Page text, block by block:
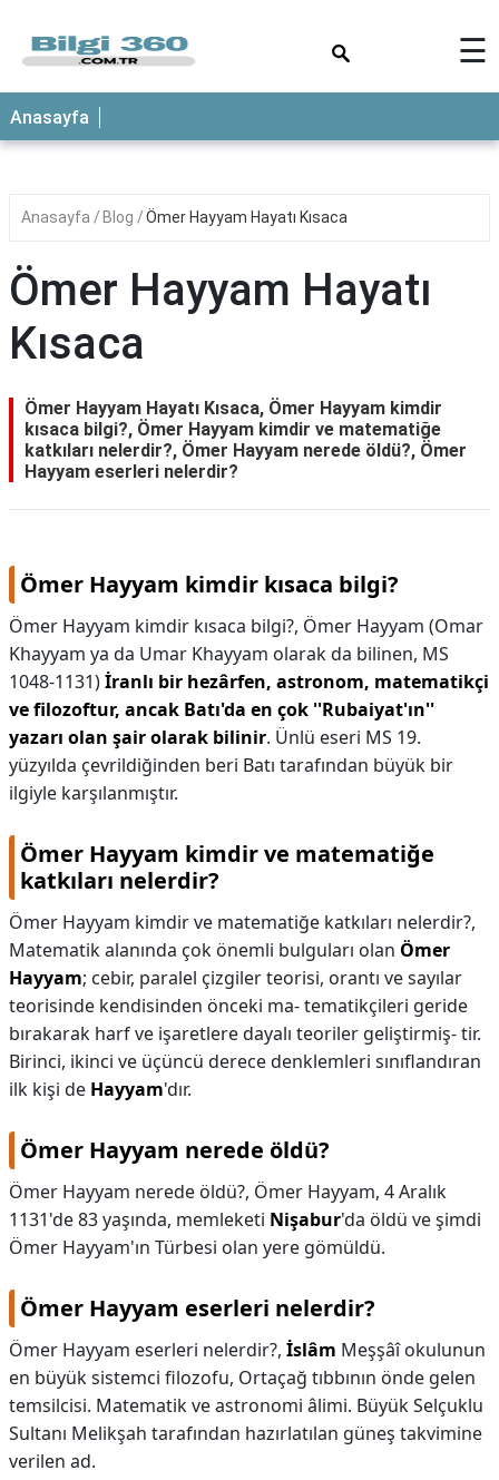
ANASAYFA
☰
Anasayfa
Anasayfa Blog Ömer Hayyam Hayatı Kısaca
Ömer Hayyam Hayatı
Kısaca
Ömer Hayyam Hayatı Kısaca, Ömer Hayyam kimdir
kısaca bilgi?, Ömer Hayyam kimdir ve matematiğe
katkıları nelerdir?, Ömer Hayyam nerede öldü?, Ömer
Hayyam eserleri nelerdir?
Ömer Hayyam kimdir kısaca bilgi?
Ömer Hayyam kimdir kısaca bilgi?, Ömer Hayyam (Omar
Khayyam ya da Umar Khayyam olarak da bilinen, MS
1048-1131)İranlı bir hezârfen, astronom, matematikçi
ve filozoftur, ancak Batı'da en çok ''Rubaiyat'ın''
yazarı olan şair olarak bilinir. Ünlü eseri MS 19.
yüzyılda çevrildiğinden beri Batı tarafından büyük bir
ilgiyle karşılanmıştır.
Ömer Hayyam kimdir ve matematiğe
katkıları nelerdir?
Ömer Hayyam kimdir ve matematiğe katkıları nelerdir?,
Matematik alanında çok önemli bulguları olan Ömer
Hayyam; cebir, paralel çizgiler teorisi, orantı ve sayılar
teorisinde kendisinden önceki ma- tematikçileri geride
bırakarak harf ve işaretlere dayalı teoriler geliştirmiş- tir.
Birinci, ikinci ve üçüncü derece denklemleri sınıflandıran
ilk kişi de Hayyam'dır.
Ömer Hayyam nerede öldü?
Ömer Hayyam nerede öldü?, Ömer Hayyam, 4 Aralık
1131'de 83 yaşında, memleketi Nişabur'da öldü ve şimdi
Ömer Hayyam'ın Türbesi olan yere gömüldü.
Ömer Hayyam eserleri nelerdir?
Ömer Hayyam eserleri nelerdir?, İslâm Meşşâî okulunun
en büyük sistemci filozofu, Ortaçağ tıbbının önde gelen
temsilcisi. Matematik ve astronomi âlimi. Büyük Selçuklu
Sultanı Melikşah tarafından hazırlatılan güneş takvimine
verilen ad.